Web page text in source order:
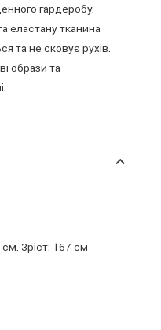
гардеробу.
еластану тканина
та не сковує рухів.
образи та
Зріст: 167 см